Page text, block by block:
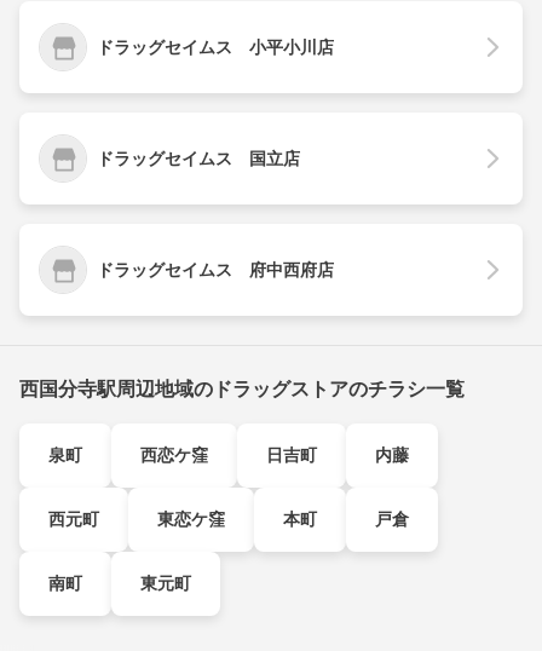
ドラッグセイムス 小平小川店
ドラッグセイムス 国立店
ドラッグセイムス 府中西府店
西国分寺駅周辺地域のドラッグストアのチラシ一覧
泉町 西恋ケ窪 日吉町 内藤
西元町 東恋ケ窪 本町 戸倉
南町 東元町